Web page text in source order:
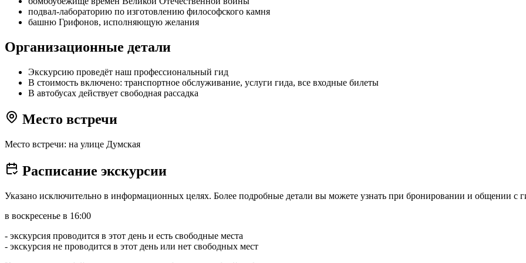
подвал-лабораторию по изготовлению философского камня
башню Грифонов, исполняющую желания
Организационные детали
Экскурсию проведёт наш профессиональный гид
В стоимость включено: транспортное обслуживание, услуги гида, все входные билеты
В автобусах действует свободная рассадка
Место встречи
Место встречи: на улице Думская
Расписание экскурсии
Указано исключительно в информационных целях. Более подробные детали вы можете узнать при бронировании и общении с
в воскресенье в 16:00
- экскурсия проводится в этот день и есть свободные места
- экскурсия не проводится в этот день или нет свободных мест